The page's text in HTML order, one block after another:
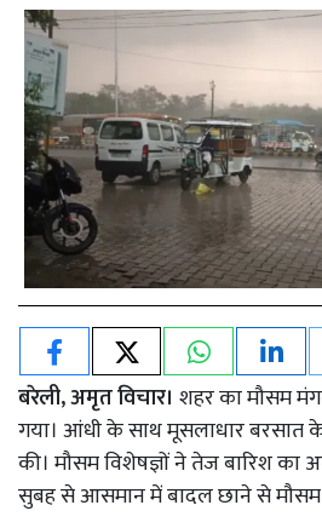
बरेली, अमृत विचार। शहर का मौसम
गया। आंधी के साथ मूसलाधार बरसात
की। मौसम विशेषज्ञों ने तेज बारिश का
सुबह से आसमान में बादल छाने से मौसम